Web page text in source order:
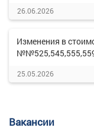
26.06.2026
Изменения в
25.05.2026
Вакансии